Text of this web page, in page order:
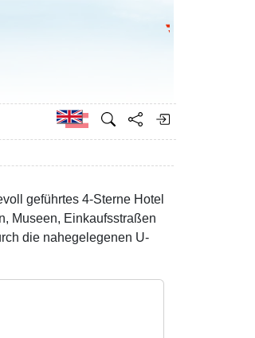
Go to the
German
geführtes 4-Sterne Hotel
Museen, Einkaufsstraßen
die nahegelegenen U-